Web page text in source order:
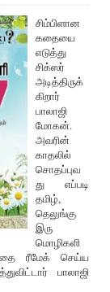
சிம்பிளான
கதையை
எடுத்து
சிக்ஸர்
அடித்திருக்
கிறார்
பாலா‌ஜி
மோகன்.
அவ‌ரின்
காதலில்
சொதப்புவ
து எப்படி
தமிழ்,
தெலுங்கு
இரு
மொழிகளி
‌ரீமேக் செய்ய
பாலா‌ஜி